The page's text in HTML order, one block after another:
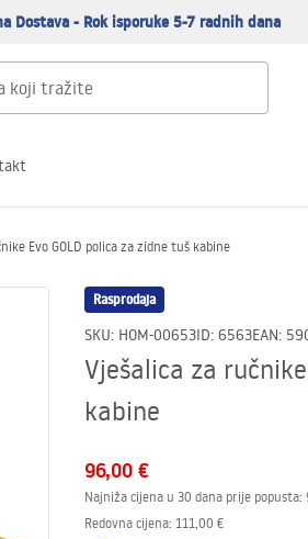
Dostava - Rok isporuke 5-7 radnih dana
Evo GOLD polica za zidne tuš kabine
Rasprodaja
SKU: HOM-00653ID: 6563EAN:
Vješalica za
kabine
96,00 €
Najniža cijena u 30 dana prije popusta:
Redovna cijena: 111,00 €